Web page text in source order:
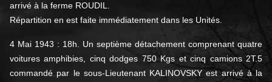
arrivé à la ferme ROUDIL.
Répartition en est faite immédiatement dans les Unités.
4 Mai 1943 : 18h. Un septième détachement comprenant quatre
voitures amphibies, cinq dodges 750 Kgs et cinq camions 2T.5
commandé par le sous-Lieutenant KALINOVSKY est arrivé à la